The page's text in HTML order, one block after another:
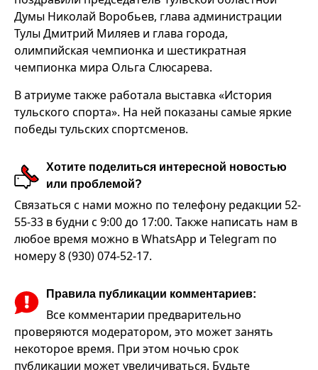
Думы Николай Воробьев, глава администрации
Тулы Дмитрий Миляев и глава города,
олимпийская чемпионка и шестикратная
чемпионка мира Ольга Слюсарева.
В атриуме также работала выставка «История
тульского спорта». На ней показаны самые яркие
победы тульских спортсменов.
Хотите поделиться интересной новостью
или проблемой?
Связаться с нами можно по телефону редакции 52-
55-33 в будни с 9:00 до 17:00. Также написать нам в
любое время можно в WhatsApp и Telegram по
номеру 8 (930) 074-52-17.
Правила публикации комментариев:
Все комментарии предварительно
проверяются модератором, это может занять
некоторое время. При этом ночью срок
публикации может увеличиваться. Будьте